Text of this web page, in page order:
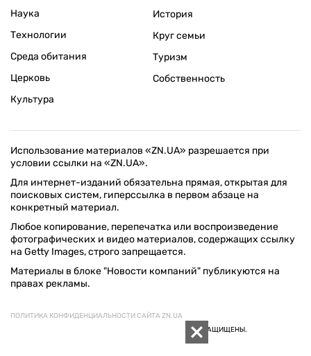
Наука
Технологии
Среда обитания
Церковь
Культура
История
Круг семьи
Туризм
Собственность
Использование материалов «ZN.UA» разрешается при
условии ссылки на «ZN.UA».
Для интернет-изданий обязательна прямая, открытая для
поисковых систем, гиперссылка в первом абзаце на
конкретный материал.
Любое копирование, перепечатка или воспроизведение
фотографических и видео материалов, содержащих ссылку
на Getty Images, строго запрещается.
Материалы в блоке "Новости компаний" публикуются на
правах рекламы.
ПОЛИТИКА КОНФИДЕНЦИАЛЬНОСТИ САЙТА ZN.UA
© 1994–2026 «ЗЕРКАЛО НЕДЕЛИ. УКРАИНА». ВСЕ ПРАВА ЗАЩИЩЕНЫ.